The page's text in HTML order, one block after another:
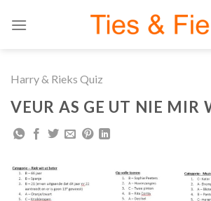
Harry & Rieks Quiz
VEUR AS GE UT NIE MIR